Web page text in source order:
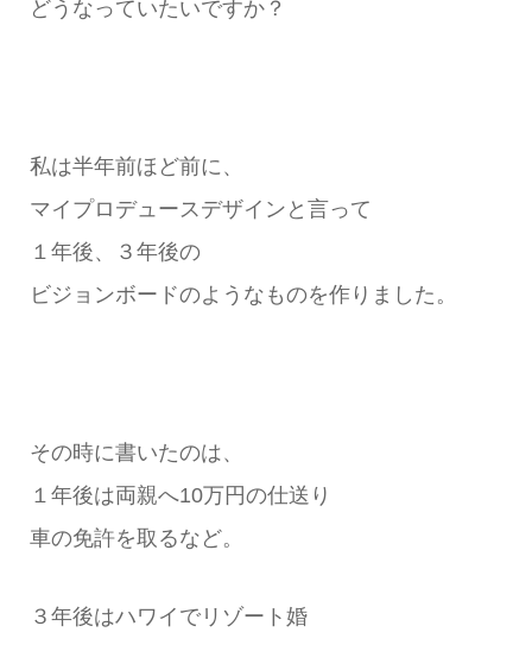
どうなっていたいですか？
私は半年前ほど前に、
マイプロデュースデザインと言って
１年後、３年後の
ビジョンボードのようなものを作りました。
その時に書いたのは、
１年後は両親へ10万円の仕送り
車の免許を取るなど。
３年後はハワイでリゾート婚